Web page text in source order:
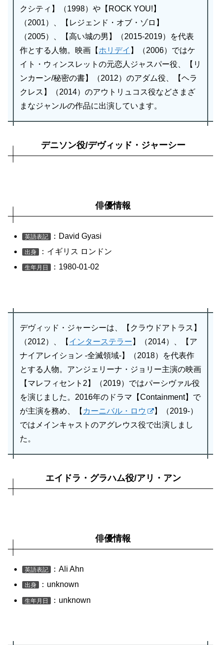
クシティ】（1998）や【ROCK YOU!】
（2001）、【レジェンド・オブ・ゾロ】
（2005）、【高い城の男】（2015-2019）を代表
作とする人物。映画【 ホリデイ 】（2006）ではケ
イト・ウィンスレットの元恋人ジャスパー役、【リ
ンカーン/秘密の書】（2012）のアダム役、【ヘラ
クレス】（2014）のアウトリュコス役などさまざ
まなジャンルの作品に出演しています。
デニソン役/デヴィッド・ジャーシー
俳優情報
英語表記 ：David Gyasi
出身 ：イギリス ロンドン
生年月日 ：1980-01-02
デヴィッド・ジャーシーは、【クラウドアトラス】
（2012）、【 インターステラー 】（2014）、【ア
ナイアレイション -全滅領域-】（2018）を代表作
とする人物。アンジェリーナ・ジョリー主演の映画
【マレフィセント2】（2019）ではパーシヴァル役
を演じました。2016年のドラマ【Containment】で
が主演を務め、【 カーニバル・ロウ
】（2019-）
ではメインキャストのアグレウス役で出演しまし
た。
エイドラ・グラハム役/アリ・アン
俳優情報
英語表記 ：Ali Ahn
出身 ：unknown
生年月日 ：unknown